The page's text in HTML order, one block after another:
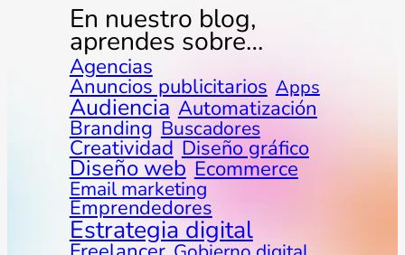
En nuestro blog,
aprendes sobre…
Agencias
Anuncios publicitarios Apps
Audiencia Automatización
Branding Buscadores
Creatividad Diseño gráfico
Diseño web Ecommerce
Email marketing
Emprendedores
Estrategia digital